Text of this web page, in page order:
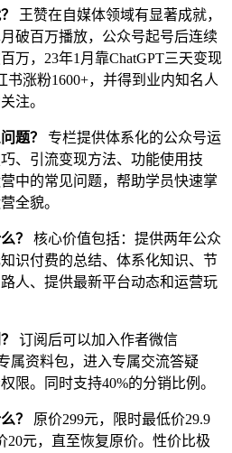
王赞在自媒体领域有显著成就，
破百万播放，公众号起号后连续
万，23年1月靠ChatGPT三天变现
书涨粉1600+，并得到业内知名人
注。
题？
专栏提供体系化的公众号运
、引流变现方法、功能使用技
中的常见问题，帮助学员快速掌
全貌。
？
核心价值包括：提供两年公众
识付费的总结、体系化知识、节
人、提供最新平台动态和运营玩
订阅后可以加入作者微信
属资料包，进入专属交流答疑
限。同时支持40%的分销比例。
？
原价299元，限时最低价29.9
20元，直至恢复原价。性价比极